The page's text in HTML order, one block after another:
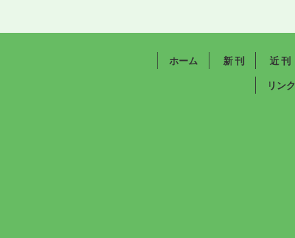
ホーム 新 刊 近 刊
リンク